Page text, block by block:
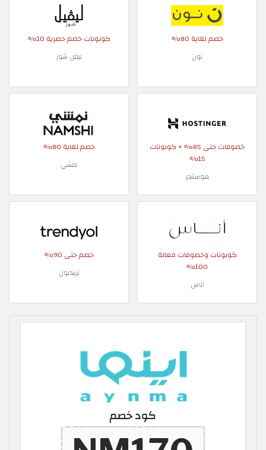
خصم لغاية 80%
نون
كوبونات خصم حصرية 10%
ليفل شوز
خصومات حتى 85% + كوبونات
15%
هوستنجر
خصم لغاية 80%
نمشي
كوبونات وخصومات فعالة
100%
اناس
خصم حتى 90%
ترينديول